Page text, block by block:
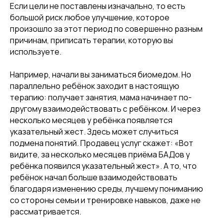
Если цели не поставлены изначально, то есть
большой риск любое улучшение, которое
произошло за этот период по совершенно разным
причинам, приписать терапии, которую вы
используете.
Например, начали вы заниматься биомедом. Но
параллельно ребёнок заходит в настоящую
терапию: получает занятия, мама начинает по-
другому взаимодействовать с ребёнком. И через
несколько месяцев у ребёнка появляется
указательный жест. Здесь может случиться
подмена понятий. Продавец услуг скажет: «Вот
видите, за несколько месяцев приёма БАДов у
ребёнка появился указательный жест». А то, что
ребёнок начал больше взаимодействовать
благодаря изменению среды, лучшему пониманию
со стороны семьи и тренировке навыков, даже не
рассматривается.